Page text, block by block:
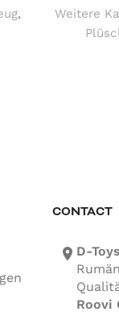
,
Weitere
CONTACT
location-icon D-
Roovi